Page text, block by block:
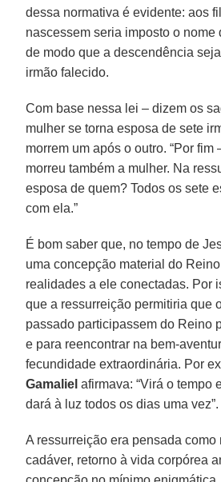
dessa normativa é evidente: aos
nascessem seria imposto o nome
de modo que a descendência
irmão falecido.
Com base nessa lei – dizem os
mulher se torna esposa de sete
morrem um após o outro. “Por fim
morreu também a mulher. Na
esposa de quem? Todos os sete
com ela.”
É bom saber que, no tempo de
uma concepção material do
realidades a ele conectadas. Por
que a ressurreição permitiria que
passado participassem do Reino
e para reencontrar na bem-
fecundidade extraordinária. Por
Gamaliel afirmava: “Virá o tempo
dará à luz todos os dias uma vez”.
A ressurreição era pensada como
cadáver, retorno à vida corpórea